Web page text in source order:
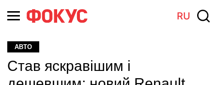
RU
АВТО
Став яскравішим і